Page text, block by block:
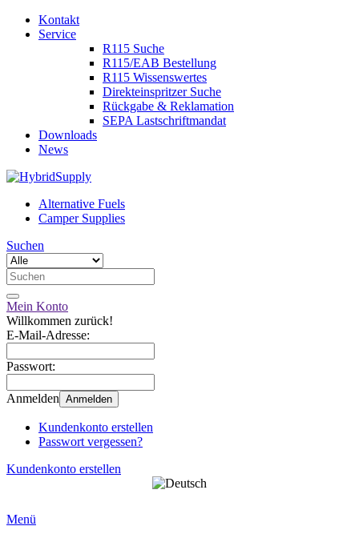
Kontakt
Service
R115 Suche
R115/EAB Bestellung
R115 Wissenswertes
Direkteinspritzer Suche
Rückgabe & Reklamation
SEPA Lastschriftmandat
Downloads
News
Alternative Fuels
Camper Supplies
Suchen
Mein Konto
Willkommen zurück!
E-Mail-Adresse:
Passwort:
Anmelden Anmelden
Kundenkonto erstellen
Passwort vergessen?
Kundenkonto erstellen
Menü